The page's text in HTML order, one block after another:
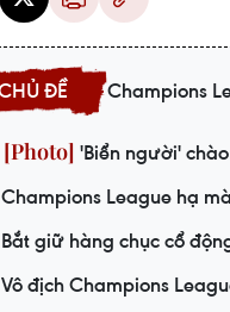
Champions
'Biển người'
Champions League hạ
Bắt giữ hàng chục cổ
Vô địch Champions